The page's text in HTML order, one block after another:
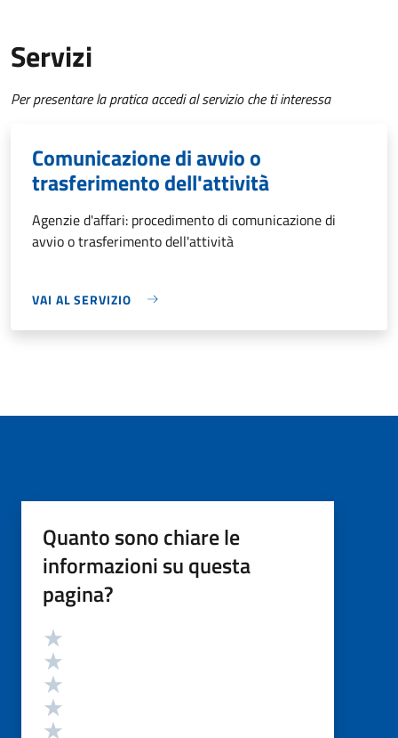
Servizi
Per presentare la pratica accedi al servizio che ti interessa
Comunicazione di avvio o
trasferimento dell'attività
Agenzie d'affari: procedimento di comunicazione di
avvio o trasferimento dell'attività
VAI AL SERVIZIO
Quanto sono chiare le
informazioni su questa
pagina?
Valutazione